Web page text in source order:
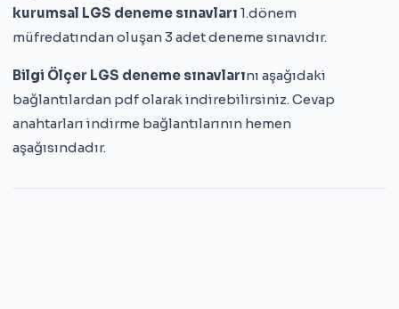
kurumsal LGS deneme sınavları 1.dönem
müfredatından oluşan 3 adet deneme sınavıdır.
Bilgi Ölçer LGS deneme sınavlarını aşağıdaki
bağlantılardan pdf olarak indirebilirsiniz. Cevap
anahtarları indirme bağlantılarının hemen
aşağısındadır.